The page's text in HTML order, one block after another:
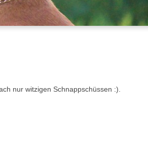
nur witzigen Schnappschüssen :).